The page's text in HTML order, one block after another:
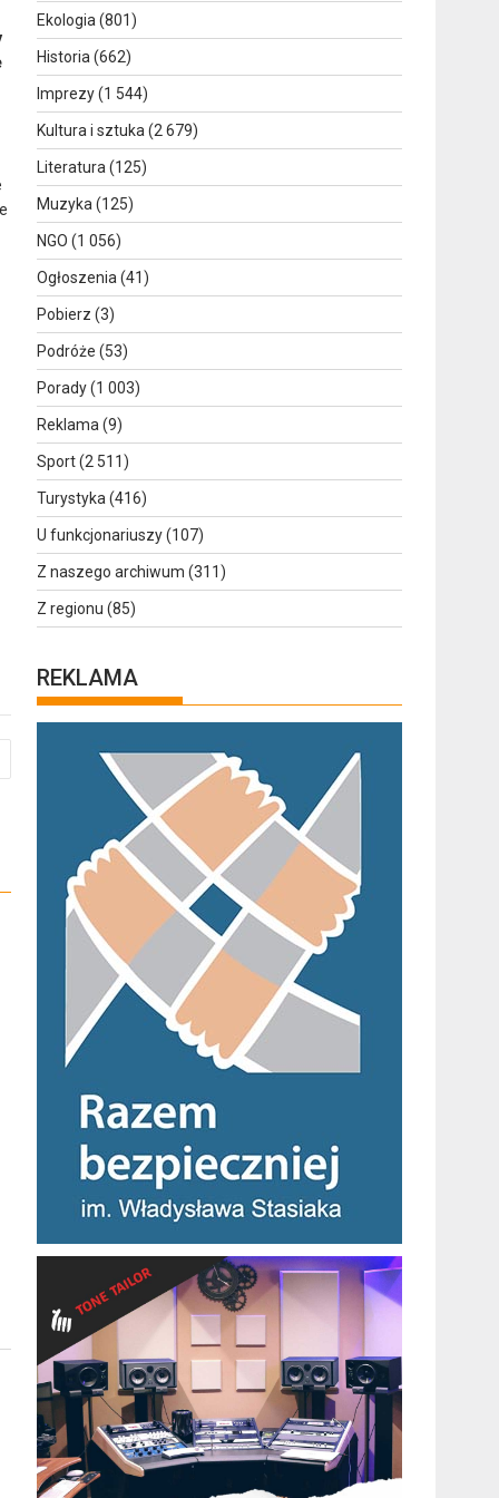
Ekologia (801)
Historia (662)
Imprezy(1 544)
Kultura i sztuka (2 679)
Literatura (125)
Muzyka (125)
NGO (1 056)
Ogłoszenia (41)
Pobierz (3)
Podróże (53)
Porady(1 003)
Reklama (9)
Sport(2 511)
Turystyka (416)
U funkcjonariuszy(107)
Z naszego archiwum (311)
Z regionu (85)
REKLAMA